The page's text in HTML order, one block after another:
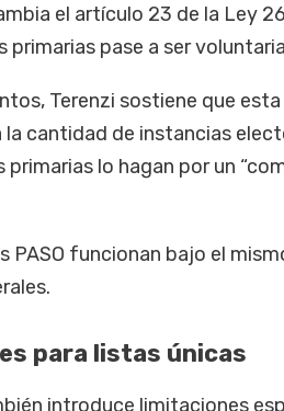
el artículo 23 de la Ley
primarias pase a ser
Terenzi sostiene que
la cantidad de instancias
primarias lo hagan por un
PASO funcionan bajo el
para listas únicas
introduce limitaciones